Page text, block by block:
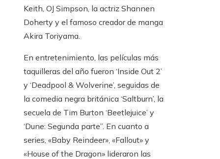
Keith, OJ Simpson, la actriz Shannen
Doherty y el famoso creador de manga
Akira Toriyama.
En entretenimiento, las películas más
taquilleras del año fueron ‘Inside Out 2’
y ‘Deadpool & Wolverine’, seguidas de
la comedia negra británica ‘Saltburn’, la
secuela de Tim Burton ‘Beetlejuice’ y
‘Dune: Segunda parte”. En cuanto a
series, «Baby Reindeer», «Fallout» y
«House of the Dragon» lideraron las